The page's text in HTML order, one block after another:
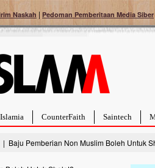
Naskah | Pedoman Pemberitaan Media Siber
Islamia CounterFaith Saintech
| Baju Pemberian Non Muslim Boleh Untuk